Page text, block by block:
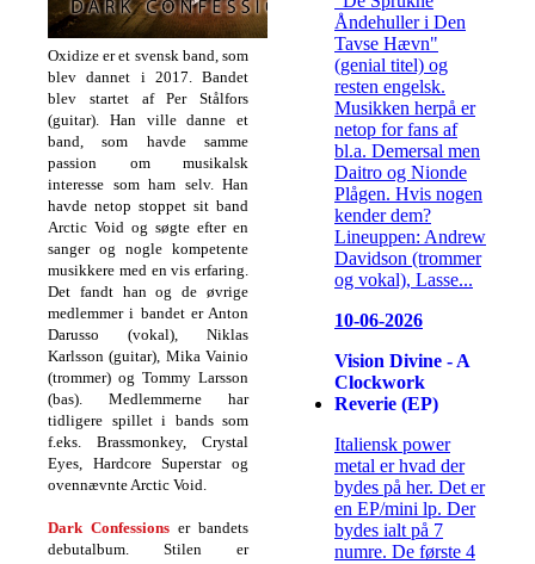
Oxidize er et svensk band, som
blev dannet i 2017. Bandet
blev startet af Per Stålfors
(guitar). Han ville danne et
band, som havde samme
passion om musikalsk
interesse som ham selv. Han
havde netop stoppet sit band
Arctic Void og søgte efter en
sanger og nogle kompetente
musikkere med en vis erfaring.
Det fandt han og de øvrige
medlemmer i bandet er Anton
Darusso (vokal), Niklas
Karlsson (guitar), Mika Vainio
(trommer) og Tommy Larsson
(bas). Medlemmerne har
tidligere spillet i bands som
f.eks. Brassmonkey, Crystal
Eyes, Hardcore Superstar og
ovennævnte Arctic Void.
Dark Confessions er bandets
debutalbum. Stilen er
Åndehuller i Den
Tavse Hævn"
(genial titel) og
resten engelsk.
Musikken herpå er
netop for fans af
bl.a. Demersal men
Daitro og Nionde
Plågen. Hvis nogen
kender dem?
Lineuppen: Andrew
Davidson (trommer
og vokal), Lasse...
10-06-2026
Vision Divine - A
Clockwork
Reverie (EP)
Italiensk power
metal er hvad der
bydes på her. Det er
en EP/mini lp. Der
bydes ialt på 7
numre. De første 4